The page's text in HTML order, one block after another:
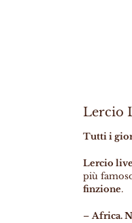
Lercio
Tutti i
Lercio live
più
finzione.
– Africa.